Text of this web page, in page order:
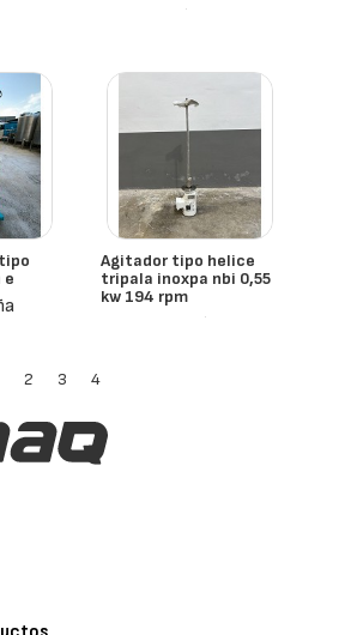
- España
e
Agitador tipo helice
tripala inoxpa nbi 0,55
kw 194 rpm
- España
2 3 4